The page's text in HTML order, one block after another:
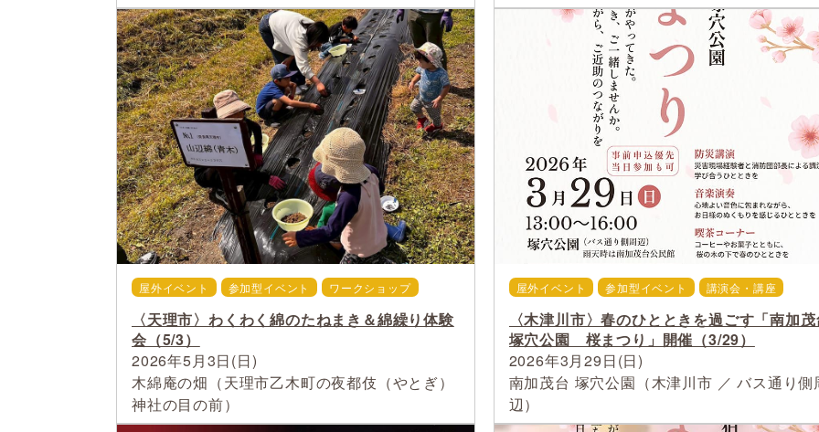
屋外イベント 参加型イベント ワークショップ
〈天理市〉わくわく綿のたねまき＆綿繰り体験
会（5/3）
2026年5月3日(日)
木綿庵の畑（天理市乙木町の夜都伎（やとぎ）
神社の目の前）
屋外イベント 参加型イベント 講演会・講座
〈木津川市〉春のひとときを過ごす「南加
塚穴公園 桜まつり」開催（3/29）
2026年3月29日(日)
南加茂台 塚穴公園（木津川市 ／ バス通り側
辺）